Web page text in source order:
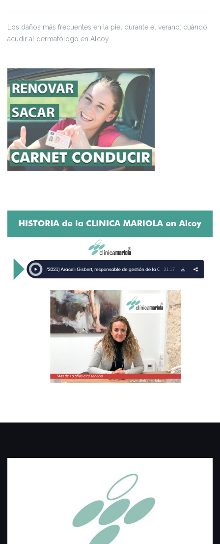
Los daños más frecuentes en la piel durante el verano: cuándo
acudir al dermatólogo en Alcoy